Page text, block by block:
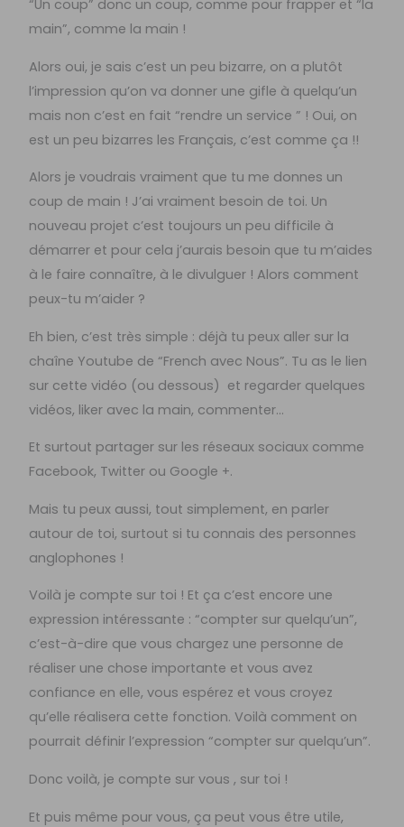
“Un coup” donc un coup, comme pour frapper et “la
main”, comme la main !
Alors oui, je sais c’est un peu bizarre, on a plutôt
l’impression qu’on va donner une gifle à quelqu’un
mais non c’est en fait “rendre un service ” ! Oui, on
est un peu bizarres les Français, c’est comme ça !!
Alors je voudrais vraiment que tu me donnes un
coup de main ! J’ai vraiment besoin de toi. Un
nouveau projet c’est toujours un peu difficile à
démarrer et pour cela j’aurais besoin que tu m’aides
à le faire connaître, à le divulguer ! Alors comment
peux-tu m’aider ?
Eh bien, c’est très simple : déjà tu peux aller sur la
chaîne Youtube de “French avec Nous”. Tu as le lien
sur cette vidéo (ou dessous) et regarder quelques
vidéos, liker avec la main, commenter…
Et surtout partager sur les réseaux sociaux comme
Facebook, Twitter ou Google +.
Mais tu peux aussi, tout simplement, en parler
autour de toi, surtout si tu connais des personnes
anglophones !
Voilà je compte sur toi ! Et ça c’est encore une
expression intéressante : “compter sur quelqu’un”,
c’est-à-dire que vous chargez une personne de
réaliser une chose importante et vous avez
confiance en elle, vous espérez et vous croyez
qu’elle réalisera cette fonction. Voilà comment on
pourrait définir l’expression “compter sur quelqu’un”.
Donc voilà, je compte sur vous , sur toi !
Et puis même pour vous, ça peut vous être utile,